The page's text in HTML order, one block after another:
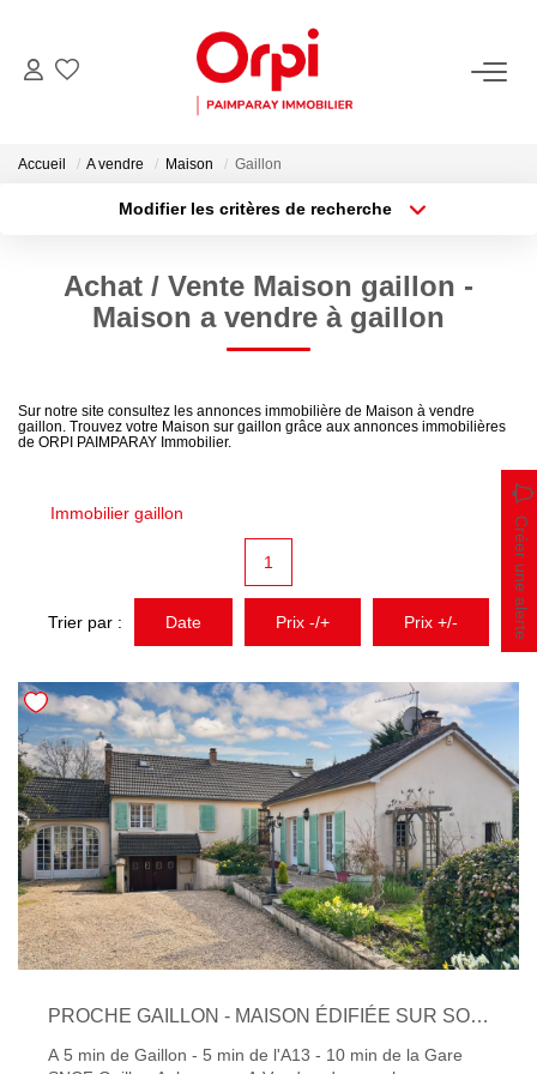
Acheter
Biens Vendus
PARRAINER UN PROCHE
Estimer En Ligne La Valeur De Mon Bien
NOTRE AGENCE
Qui Sommes-Nous
Notre Équipe
Nos Témoignages
Nos Partenaires
ACTUALITÉS
Nos Actualités
Nos Services Et Conseils
CONTACT
Accueil A vendre Maison Gaillon
Modifier les critères de recherche
Plus de critères Créer une alerte
Achat / Vente Maison gaillon -
Maison a vendre à gaillon
Sur notre site consultez les annonces immobilière de Maison à vendre
gaillon. Trouvez votre Maison sur gaillon grâce aux annonces immobilières
de ORPI PAIMPARAY Immobilier.
Immobilier gaillon
Créer une alerte
1
Trier par : Date Prix -/+ Prix +/-
PROCHE GAILLON - MAISON ÉDIFIÉE SUR SOUS-SOL TOTAL - 4 CHAMBRES - TERRAIN 2420 M² AU CALME
A 5 min de Gaillon - 5 min de l'A13 - 10 min de la Gare